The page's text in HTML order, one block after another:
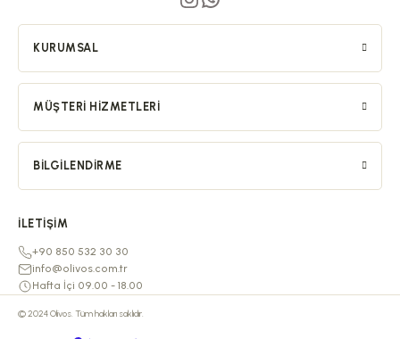
KURUMSAL
MÜŞTERI HIZMETLERI
BILGILENDIRME
İLETIŞIM
+90 850 532 30 30
info@olivos.com.tr
Hafta İçi 09.00 - 18.00
© 2024 Olivos. Tüm hakları saklıdır.